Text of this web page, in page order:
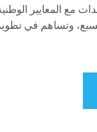
وتساهم في